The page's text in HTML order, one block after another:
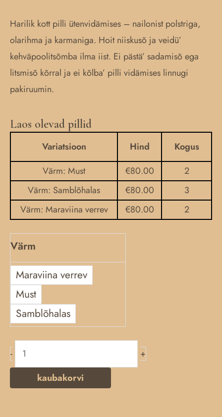
Harilik kott pilli ütenvidämises – nailonist polstriga,
olarihma ja karmaniga. Hoit niiskusõ ja veidü’
kehväpoolitsõmba ilma iist. Ei pästä’ sadamisõ ega
litsmisõ kõrral ja ei kõlba’ pilli vidämises linnugi
pakiruumin.
Laos olevad pillid
Variatsioon Hind
Kogus
Värm: Must
€80.00
2
Värm: Samblõhalas
€80.00
3
Värm: Maraviina verrev
€80.00 2
Värm
Maraviina verrev
Must
Samblõhalas
-
Hiioroodsi
quantity
+
kaubakorvi